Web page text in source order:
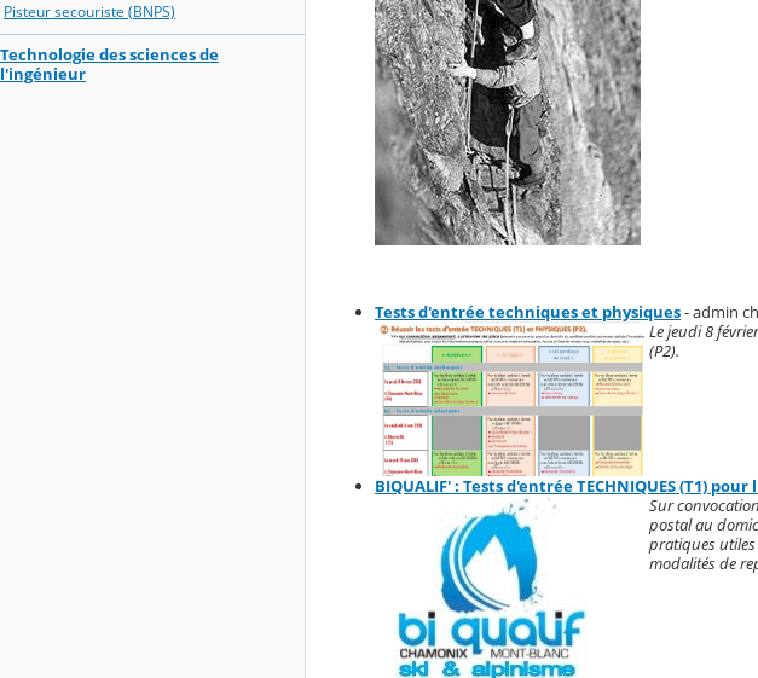
Pisteur secouriste (BNPS)
Technologie des sciences de
l'ingénieur
Tests d'entrée techniques et physiques- admin
Le jeudi 8
(P2).
BIQUALIF' : Tests d'entrée TECHNIQUES (T1) pour
Sur
postal au
pratiques utiles
modalités de